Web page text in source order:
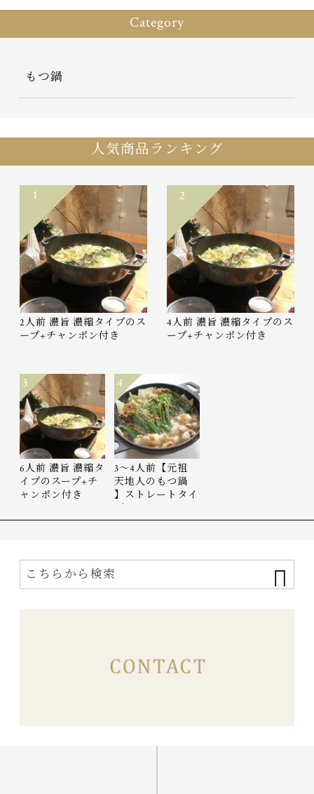
Category
もつ鍋
人気商品ランキング
2人前 濃旨 濃縮タイプのス
ープ+チャンポン付き
1
4人前 濃旨 濃縮タイプのス
ープ+チャンポン付き
2
6人前 濃旨 濃縮タ
イプのスープ+チ
ャンポン付き
3
3〜4人前【元祖
天地人のもつ鍋
】ストレートタイ
4